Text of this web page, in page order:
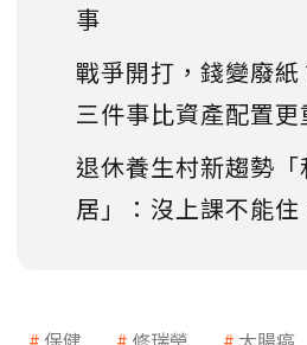
事
戰爭開打，錢變廢
三件事比資產配置更
退休養生村新趨勢
居」：沒上課不能